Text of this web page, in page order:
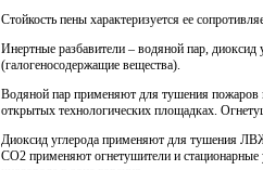
Стойкость пены характеризуется ее
Инертные разбавители – водяной пар,
(галогеносодержащие вещества).
Водяной пар применяют для тушения пожаров
открытых технологических площадках.
Диоксид углерода применяют для тушения
СО2 применяют огнетушители и стационарные